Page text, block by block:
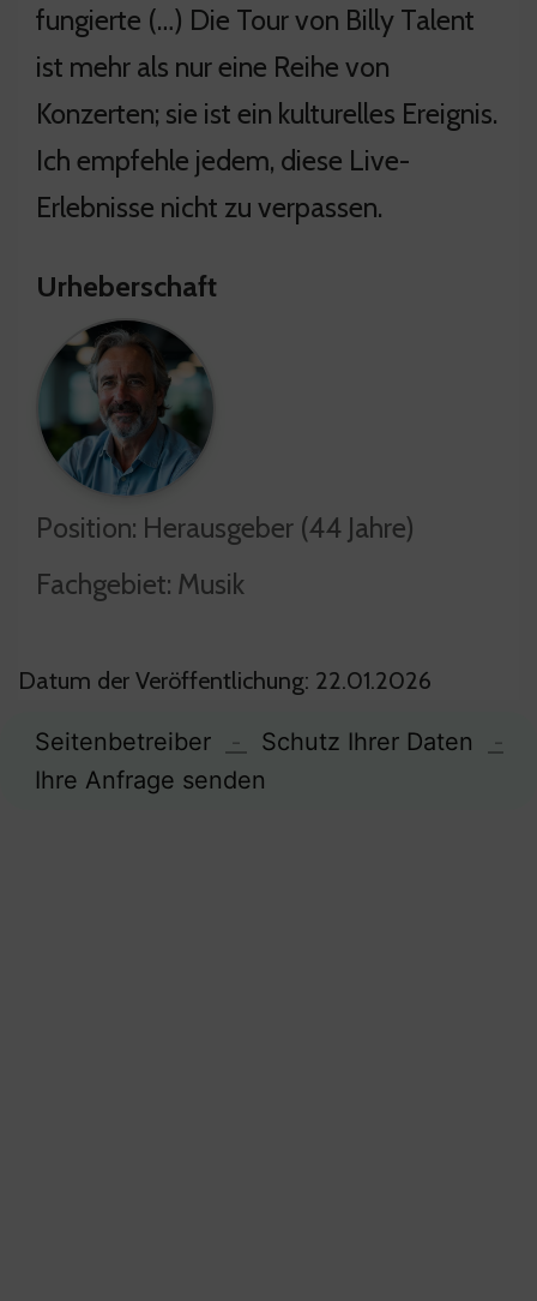
fungierte (…) Die Tour von Billy Talent
ist mehr als nur eine Reihe von
Konzerten; sie ist ein kulturelles Ereignis.
Ich empfehle jedem, diese Live-
Erlebnisse nicht zu verpassen.
Urheberschaft
Position: Herausgeber (44 Jahre)
Fachgebiet: Musik
Datum der Veröffentlichung: 22.01.2026
Seitenbetreiber - Schutz Ihrer Daten
-
Ihre Anfrage senden